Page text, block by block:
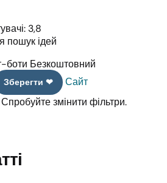
3,8
пошук ідей
боти Безкоштовний
Зберегти ❤
Сайт
змінити фільтри.